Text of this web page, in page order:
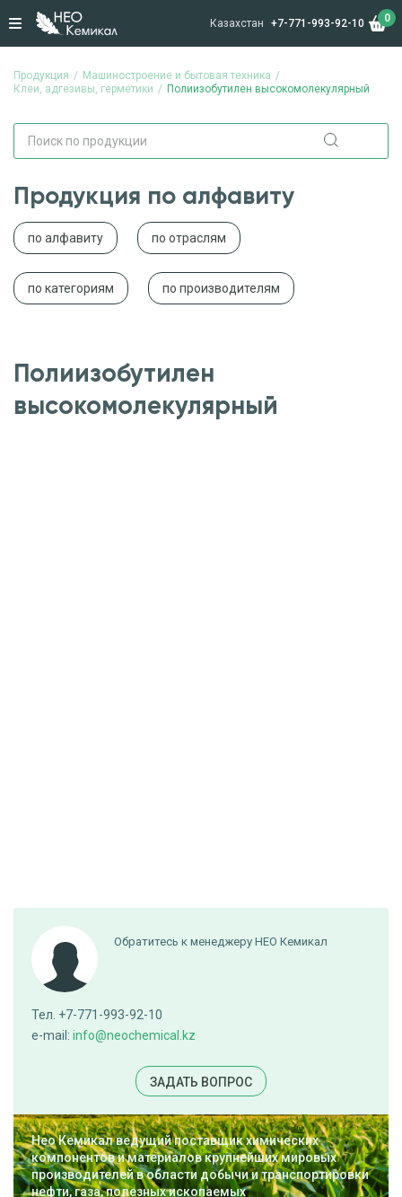
Казахстан +7-771-993-92-10 0
Продукция
Машиностроение и бытовая техника
Клеи, адгезивы, герметики
Полиизобутилен высокомолекулярный
Продукция по алфавиту
по алфавиту по отраслям
по категориям по производителям
Полиизобутилен
высокомолекулярный
Обратитесь к менеджеру НЕО Кемикал
Тел. +7-771-993-92-10
e-mail: info@neochemical.kz
ЗАДАТЬ ВОПРОС
Нео Кемикал ведущий поставщик химических
компонентов и материалов крупнейших мировых
производителей в области добычи и транспортировки
нефти, газа, полезных ископаемых